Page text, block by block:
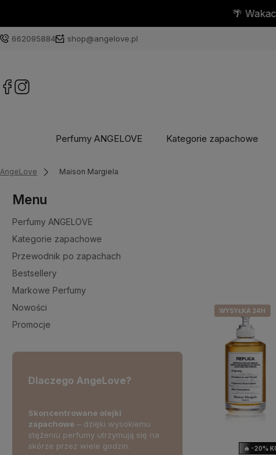
662095884 shop@angelove.pl
Perfumy ANGELOVE Kategorie zapachowe
AngeLove Maison Margiela
Menu
Perfumy ANGELOVE
Kategorie zapachowe
Przewodnik po zapachach
Bestsellery
Markowe Perfumy
Nowości
Promocje
Dlaczego AngeLove?
Skoncentrowane olejki
zapachowe – dzięki wysokiemu
stężeniu perfumy utrzymują się na
skórze przez wiele godzin.
Skorzystaj z darmowej
🔥 -20%
WYSYŁKA 24H
WYSYŁKA 24H